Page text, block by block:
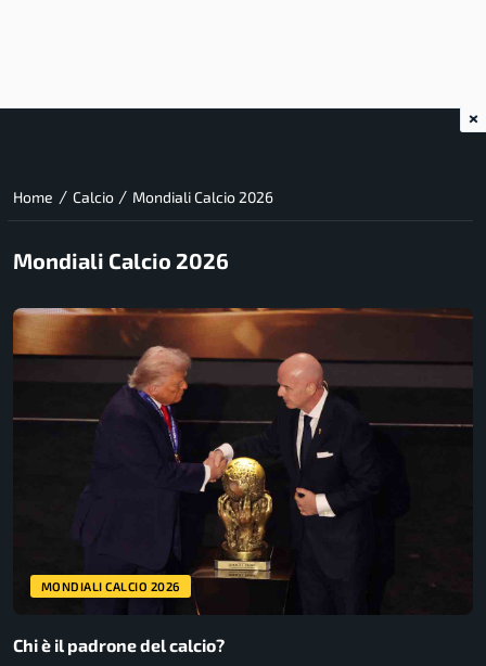
Home / Calcio / Mondiali Calcio 2026
Mondiali Calcio 2026
MONDIALI CALCIO 2026
Chi è il padrone del calcio?
×